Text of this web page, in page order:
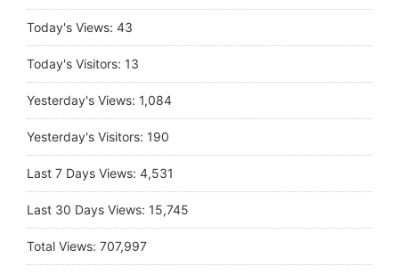
Today's Views: 43
Today's Visitors: 13
Yesterday's Views: 1,084
Yesterday's Visitors: 190
Last 7 Days Views: 4,531
Last 30 Days Views: 15,745
Total Views: 707,997